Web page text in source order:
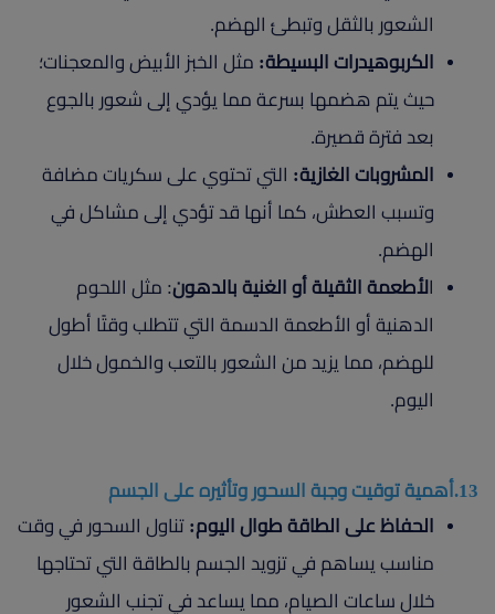
الشعور بالثقل وتبطئ الهضم.
الكربوهيدرات البسيطة: مثل الخبز الأبيض والمعجنات؛
حيث يتم هضمها بسرعة مما يؤدي إلى شعور بالجوع
بعد فترة قصيرة.
المشروبات الغازية: التي تحتوي على سكريات مضافة
وتسبب العطش، كما أنها قد تؤدي إلى مشاكل في
الهضم.
لأطعمة الثقيلة أو الغنية بالدهون: مثل اللحوم
الدهنية أو الأطعمة الدسمة التي تتطلب وقتًا أطول
للهضم، مما يزيد من الشعور بالتعب والخمول خلال
اليوم.
13.أهمية توقيت وجبة السحور وتأثيره على الجسم
الحفاظ على الطاقة طوال اليوم: تناول السحور في وقت
مناسب يساهم في تزويد الجسم بالطاقة التي تحتاجها
خلال ساعات الصيام، مما يساعد في تجنب الشعور